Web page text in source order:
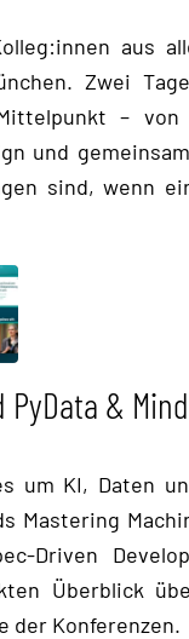
aus
Zwei
– von
und
sind, wenn
&
um KI, Daten
Mastering
Driven
Überblick
der Konferenzen.